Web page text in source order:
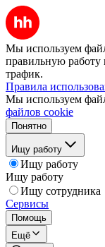
Мы используем
правильную работу
трафик.
Правила
Мы используем
файлов cookie
Понятно
Ищу работу
Ищу работу
Ищу работу
Ищу сотрудника
Сервисы
Помощь
Ещё